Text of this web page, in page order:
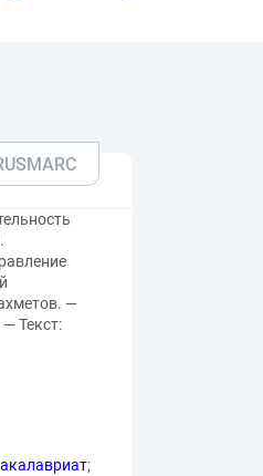
—
— Текст:
;